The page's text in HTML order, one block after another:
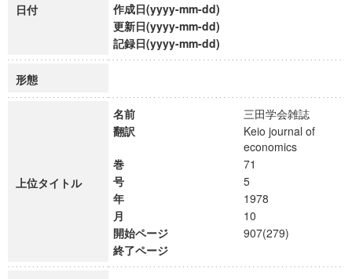
日付
作成日(yyyy-mm-dd)
更新日(yyyy-mm-dd)
記録日(yyyy-mm-dd)
形態
上位タイトル
名前
三田学会雑誌
翻訳
Keio journal of
economics
巻
71
号
5
年
1978
月
10
開始ページ
907(279)
終了ページ